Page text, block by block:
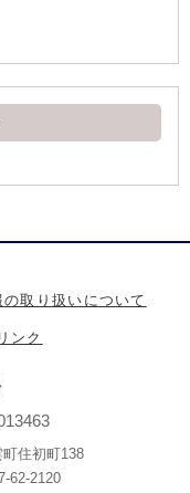
取り扱いについて
リンク
住初町138
62-2120